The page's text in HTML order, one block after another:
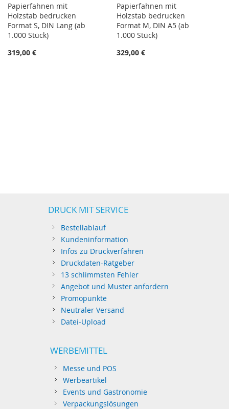
Papierfahnen mit
Holzstab bedrucken
Format S, DIN Lang (ab
1.000 Stück)
319,00 €
Papierfahnen mit
Holzstab bedrucken
Format M, DIN A5 (ab
1.000 Stück)
329,00 €
DRUCK MIT SERVICE
Bestellablauf
Kundeninformation
Infos zu Druckverfahren
Druckdaten-Ratgeber
13 schlimmsten Fehler
Angebot und Muster anfordern
Promopunkte
Neutraler Versand
Datei-Upload
WERBEMITTEL
Messe und POS
Werbeartikel
Events und Gastronomie
Verpackungslösungen